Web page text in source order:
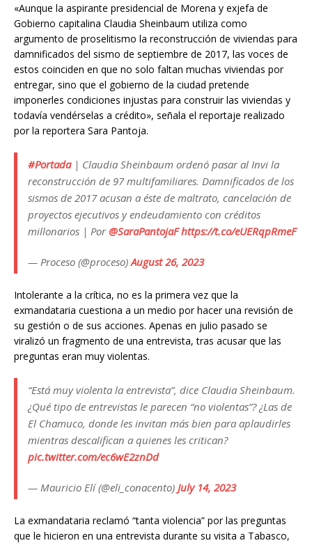
«Aunque la aspirante presidencial de Morena y exjefa de
Gobierno capitalina Claudia Sheinbaum utiliza como
argumento de proselitismo la reconstrucción de viviendas para
damnificados del sismo de septiembre de 2017, las voces de
estos coinciden en que no solo faltan muchas viviendas por
entregar, sino que el gobierno de la ciudad pretende
imponerles condiciones injustas para construir las viviendas y
todavía vendérselas a crédito», señala el reportaje realizado
por la reportera Sara Pantoja.
#Portada| Claudia Sheinbaum ordenó pasar al Invi la
reconstrucción de 97 multifamiliares. Damnificados de los
sismos de 2017 acusan a éste de maltrato, cancelación de
proyectos ejecutivos y endeudamiento con créditos
millonarios | Por@SaraPantojaF https://t.co/eUERqpRmeF
— Proceso (@proceso)August 26, 2023
Intolerante a la crítica, no es la primera vez que la
exmandataria cuestiona a un medio por hacer una revisión de
su gestión o de sus acciones. Apenas en julio pasado se
viralizó un fragmento de una entrevista, tras acusar que las
preguntas eran muy violentas.
“Está muy violenta la entrevista”, dice Claudia Sheinbaum.
¿Qué tipo de entrevistas le parecen “no violentas”? ¿Las de
El Chamuco, donde les invitan más bien para aplaudirles
mientras descalifican a quienes les critican?
pic.twitter.com/ec6wE2znDd
— Mauricio Elí (@eli_conacento) July 14, 2023
La exmandataria reclamó “tanta violencia” por las preguntas
que le hicieron en una entrevista durante su visita a Tabasco,